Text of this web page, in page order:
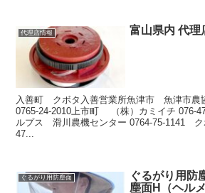
代理店情報 富山県内 代理
入善町 クボタ入善営業所魚津市 魚津市農
0765-24-2010上市町 （株）カミイチ 076-
ルプス 滑川農機センター 0764-75-1141 ク
47...
ぐるがり用防塵面
ぐるがり用防
塵面H（ヘル